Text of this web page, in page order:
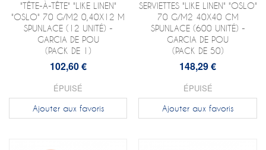
"TÊTE-À-TÊTE" "LIKE LINEN"
"OSLO" 70 G/M2 0,40X12 M
SPUNLACE (12 UNITÉ) -
GARCIA DE POU
(PACK DE 1)
102,60 €
ÉPUISÉ
Ajouter aux favoris
SERVIETTES "LIKE LINEN" "OSLO"
70 G/M2 40X40 CM
SPUNLACE (600 UNITÉ) -
GARCIA DE POU
(PACK DE 50)
148,29 €
ÉPUISÉ
Ajouter aux favoris